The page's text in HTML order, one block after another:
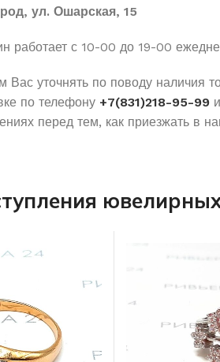
ул. Ошарская, 15
работает с 10-00 до 19-00
Вас уточнять по поводу наличия
по телефону +7(831)218-95-99
перед тем, как приезжать в